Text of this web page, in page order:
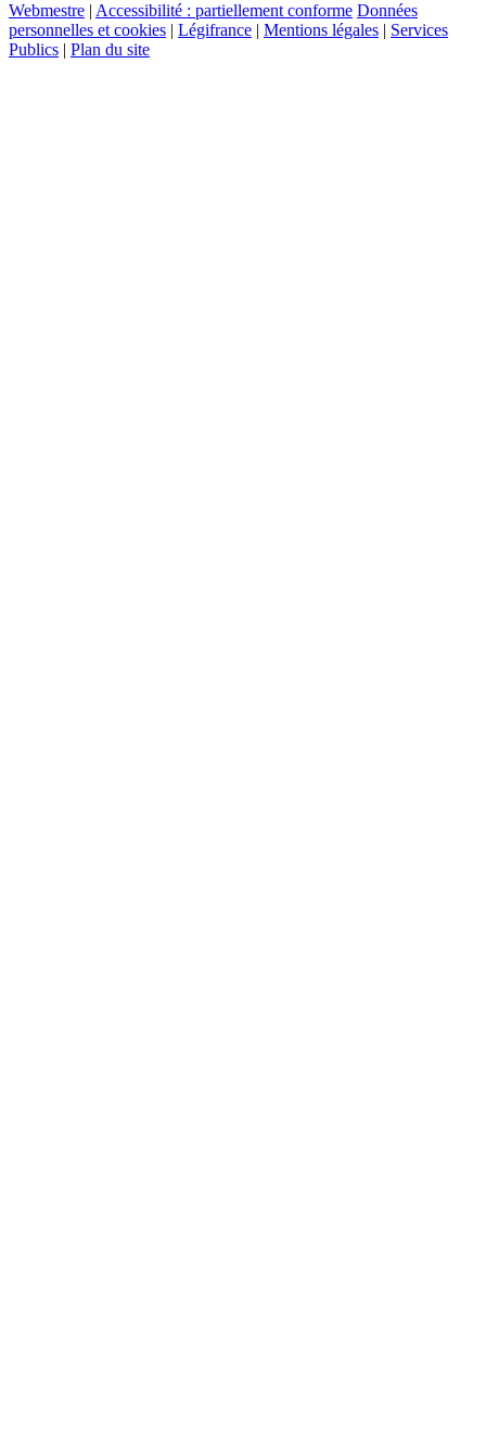
Webmestre | Accessibilité : partiellement conforme Données
personnelles et cookies | Légifrance | Mentions légales | Services
Publics | Plan du site